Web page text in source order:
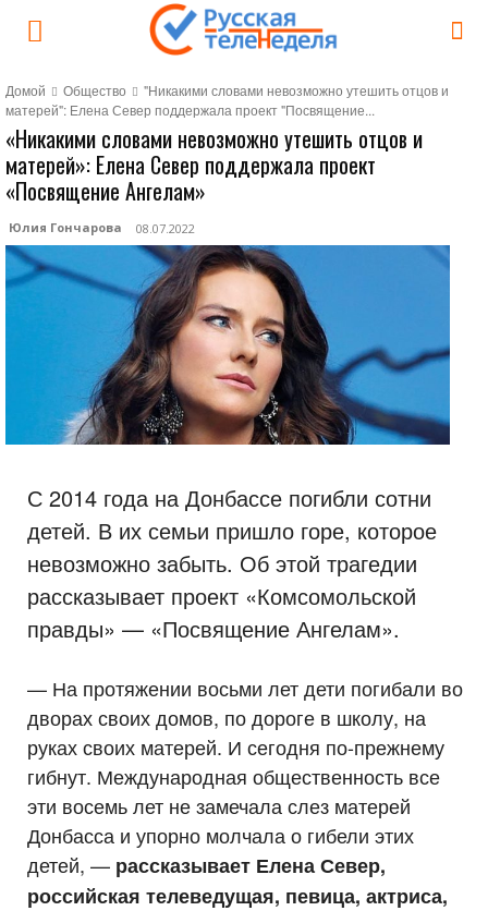
Домой Общество
"Никакими словами невозможно утешить отцов и
матерей": Елена Север поддержала проект "Посвящение...
«Никакими словами невозможно утешить отцов и
матерей»: Елена Север поддержала проект
«Посвящение Ангелам»
Юлия Гончарова 08.07.2022
С 2014 года на Донбассе погибли сотни
детей. В их семьи пришло горе, которое
невозможно забыть. Об этой трагедии
рассказывает проект «Комсомольской
правды» — «Посвящение Ангелам».
— На протяжении восьми лет дети погибали во
дворах своих домов, по дороге в школу, на
руках своих матерей. И сегодня по-прежнему
гибнут. Международная общественность все
эти восемь лет не замечала слез матерей
Донбасса и упорно молчала о гибели этих
детей, — рассказывает Елена Север,
российская телеведущая, певица, актриса,